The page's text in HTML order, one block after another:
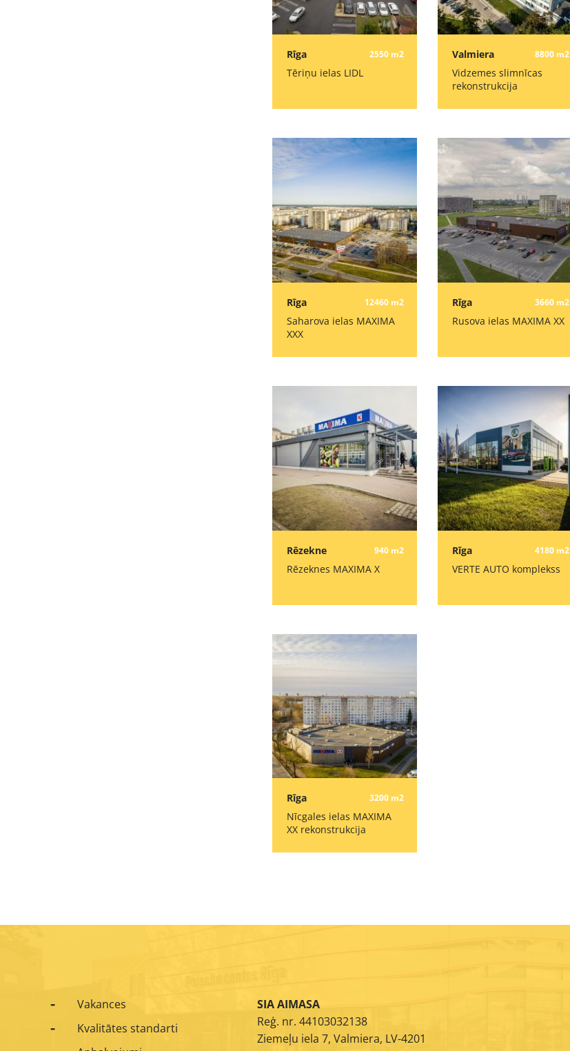
Rīga 2550 m2
Tēriņu ielas LIDL
Valmiera 8800 m2
Vidzemes slimnīcas
rekonstrukcija
Rīga 12460 m2
Saharova ielas MAXIMA
XXX
Rīga 3660 m2
Rusova ielas MAXIMA XX
Rēzekne 940 m2
Rēzeknes MAXIMA X
Rīga 4180 m2
VERTE AUTO komplekss
Rīga 3200 m2
Nīcgales ielas MAXIMA
XX rekonstrukcija
Vakances
Kvalitātes standarti
SIA AIMASA
Reģ. nr. 44103032138
Ziemeļu iela 7, Valmiera, LV-4201